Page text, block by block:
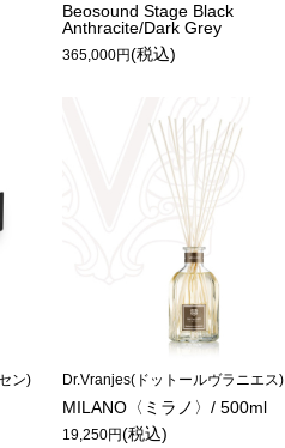
Beosound Stage Black
Anthracite/Dark Grey
365,000円(税込)
ン) Dr.Vranjes(ドットールヴラニエス)
MILANO〈ミラノ〉/ 500ml
19,250円(税込)